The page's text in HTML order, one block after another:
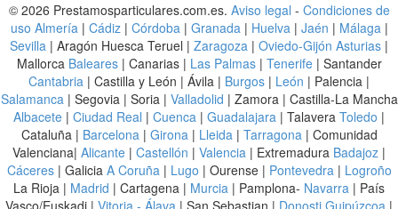
© 2026 Prestamosparticulares.com.es. Aviso legal - Condiciones de
uso Almería| Cádiz| Córdoba| Granada| Huelva| Jaén | Málaga|
Sevilla | Aragón Huesca Teruel | Zaragoza | Oviedo-Gijón Asturias |
Mallorca Baleares| Canarias | Las Palmas| Tenerife| Santander
Cantabria | Castilla y León | Ávila | Burgos | León | Palencia |
Salamanca| Segovia | Soria | Valladolid | Zamora | Castilla-La Mancha
Albacete | Ciudad Real | Cuenca | Guadalajara | Talavera Toledo |
Cataluña | Barcelona| Girona| Lleida | Tarragona| Comunidad
Valenciana| Alicante | Castellón | Valencia | Extremadura Badajoz |
Cáceres | Galicia A Coruña| Lugo | Ourense | Pontevedra| Logroño
La Rioja | Madrid | Cartagena | Murcia | Pamplona- Navarra | País
Vasco/Euskadi | Vitoria - Álava | San Sebastian | Donosti Guipúzcoa |